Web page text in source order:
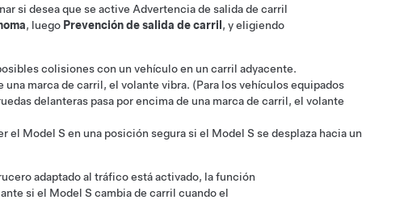
si desea que se active Advertencia de salida de carril
, luego Prevención de salida de carril , y eligiendo
colisiones con un vehículo en un carril adyacente.
una marca de carril, el volante vibra. (Para los vehículos equipados
delanteras pasa por encima de una marca de carril, el volante
el Model S en una posición segura si el Model S se desplaza hacia un
adaptado al tráficoestá activado, la función
si el Model S cambia de carril cuando el